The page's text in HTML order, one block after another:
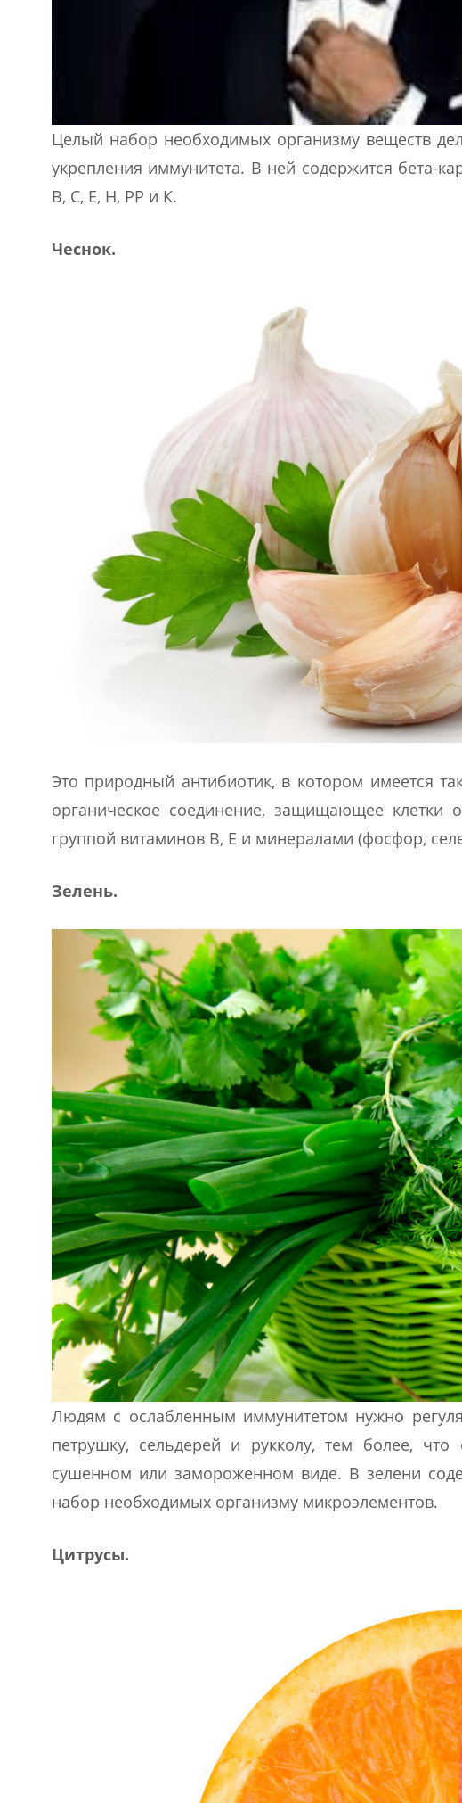
Целый набор необходимых организму веществ
укрепления иммунитета. В ней содержится бета-
В, С, Е, Н, РР и К.
Чеснок.
Это природный антибиотик, в котором имеется
органическое соединение, защищающее
группой витаминов В, Е и минералами (фосфор,
Зелень.
Людям с ослабленным иммунитетом нужно
петрушку, сельдерей и рукколу, тем более,
сушенном или замороженном виде. В зелени
набор необходимых организму микроэлементов.
Цитрусы.